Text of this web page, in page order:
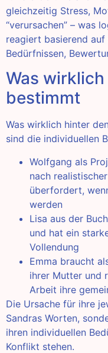
gleichzeitig Stress,
“verursachen” – was
reagiert basierend auf
Bedürfnissen,
Was
bestimmt
Was wirklich hinter
sind die individuellen
Wolfgang als
nach
überfordert,
werden
Lisa aus der
und hat ein
Vollendung
Emma braucht
ihrer Mutter und
Arbeit ihre
Die Ursache für ihre
Sandras Worten,
ihren individuellen
Konflikt stehen.